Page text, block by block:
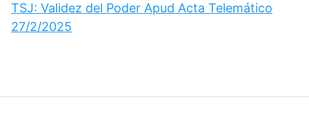
TSJ: Validez del Poder Apud Acta Telemático
27/2/2025